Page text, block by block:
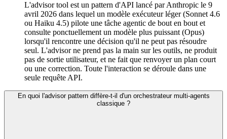
L'advisor tool est un pattern d'API lancé par Anthropic le 9
avril 2026 dans lequel un modèle exécuteur léger (Sonnet 4.6
ou Haiku 4.5) pilote une tâche agentic de bout en bout et
consulte ponctuellement un modèle plus puissant (Opus)
lorsqu'il rencontre une décision qu'il ne peut pas résoudre
seul. L'advisor ne prend pas la main sur les outils, ne produit
pas de sortie utilisateur, et ne fait que renvoyer un plan court
ou une correction. Toute l'interaction se déroule dans une
seule requête API.
En quoi l'advisor pattern diffère-t-il d'un orchestrateur multi-agents
classique ?